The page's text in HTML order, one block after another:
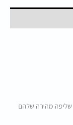
מהירה שלהם